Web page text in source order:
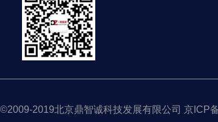
©2009-2019北京鼎智诚科技发展有限公司 京ICP